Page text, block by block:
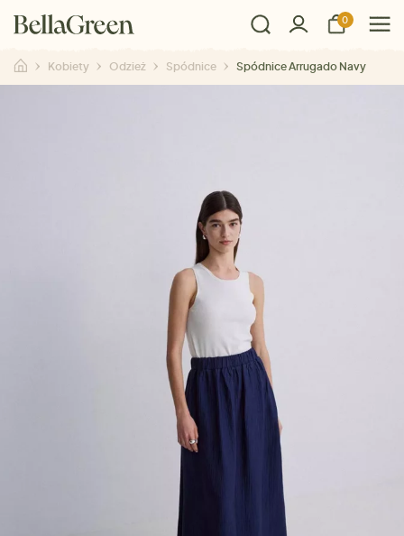
0
Kobiety Odzież Spódnice Spódnice Arrugado Navy